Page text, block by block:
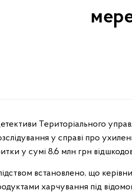
Територіального
у справі про
у сумі 8,6 млн грн
встановлено, що
харчування під